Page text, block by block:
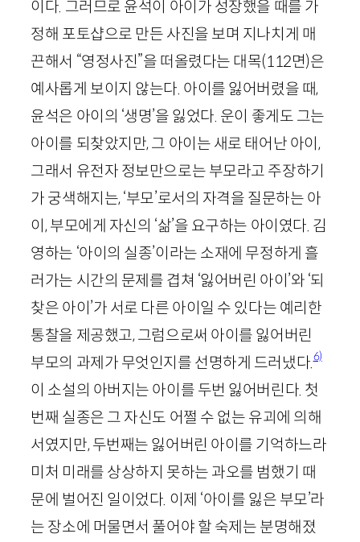
이다. 그러므로 윤석이 아이가 성장했을 때를 가
정해 포토샵으로 만든 사진을 보며 지나치게 매
끈해서 “영정사진”을 떠올렸다는 대목(112면)은
예사롭게 보이지 않는다. 아이를 잃어버렸을 때,
윤석은 아이의 ‘생명’을 잃었다. 운이 좋게도 그는
아이를 되찾았지만, 그 아이는 새로 태어난 아이,
그래서 유전자 정보만으로는 부모라고 주장하기
가 궁색해지는, ‘부모’로서의 자격을 질문하는 아
이, 부모에게 자신의 ‘삶’을 요구하는 아이였다. 김
영하는 ‘아이의 실종’이라는 소재에 무정하게 흘
러가는 시간의 문제를 겹쳐 ‘잃어버린 아이’와 ‘되
찾은 아이’가 서로 다른 아이일 수 있다는 예리한
통찰을 제공했고, 그럼으로써 아이를 잃어버린
부모의 과제가 무엇인지를 선명하게 드러냈다.6)
이 소설의 아버지는 아이를 두번 잃어버린다. 첫
번째 실종은 그 자신도 어쩔 수 없는 유괴에 의해
서였지만, 두번째는 잃어버린 아이를 기억하느라
미처 미래를 상상하지 못하는 과오를 범했기 때
문에 벌어진 일이었다. 이제 ‘아이를 잃은 부모’라
는 장소에 머물면서 풀어야 할 숙제는 분명해졌